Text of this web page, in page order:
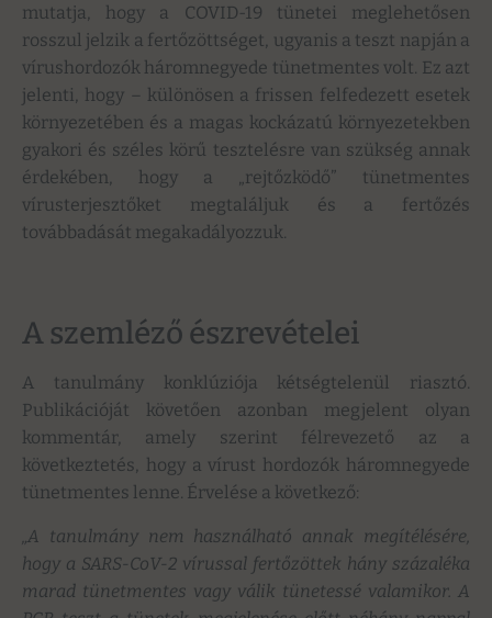
mutatja, hogy a COVID-19 tünetei meglehetősen
rosszul jelzik a fertőzöttséget, ugyanis a teszt napján a
vírushordozók háromnegyede tünetmentes volt. Ez azt
jelenti, hogy – különösen a frissen felfedezett esetek
környezetében és a magas kockázatú környezetekben
gyakori és széles körű tesztelésre van szükség annak
érdekében, hogy a „rejtőzködő” tünetmentes
vírusterjesztőket megtaláljuk és a fertőzés
továbbadását megakadályozzuk.
A szemléző észrevételei
A tanulmány konklúziója kétségtelenül riasztó.
Publikációját követően azonban megjelent olyan
kommentár, amely szerint félrevezető az a
következtetés, hogy a vírust hordozók háromnegyede
tünetmentes lenne. Érvelése a következő:
„A tanulmány nem használható annak megítélésére,
hogy a SARS-CoV-2 vírussal fertőzöttek hány százaléka
marad tünetmentes vagy válik tünetessé valamikor. A